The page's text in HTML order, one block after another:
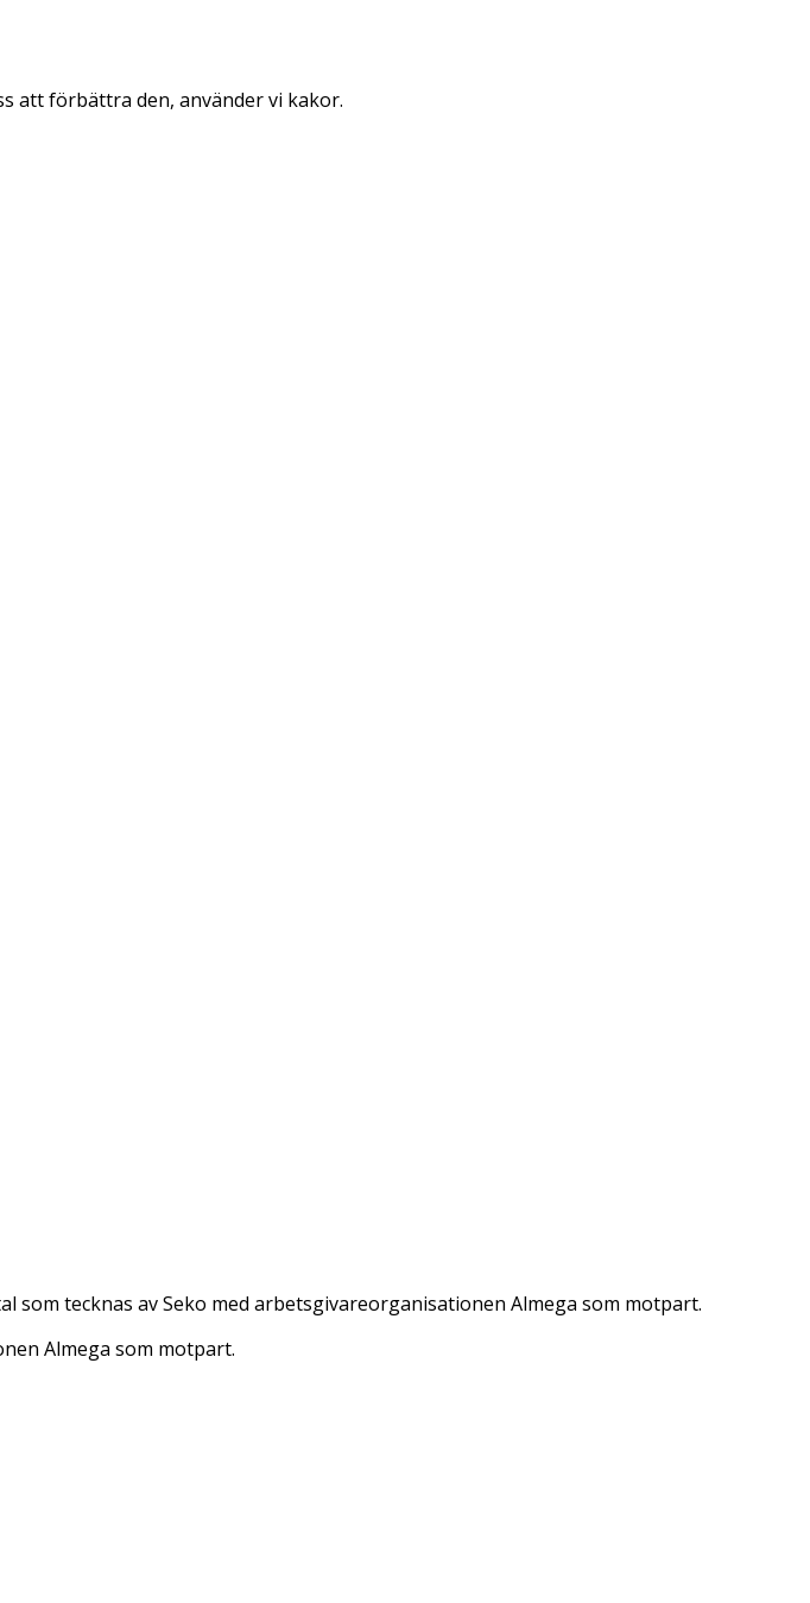
att förbättra den, använder vi kakor.
tecknas av Seko med arbetsgivareorganisationen Almega som motpart.
Almega som motpart.